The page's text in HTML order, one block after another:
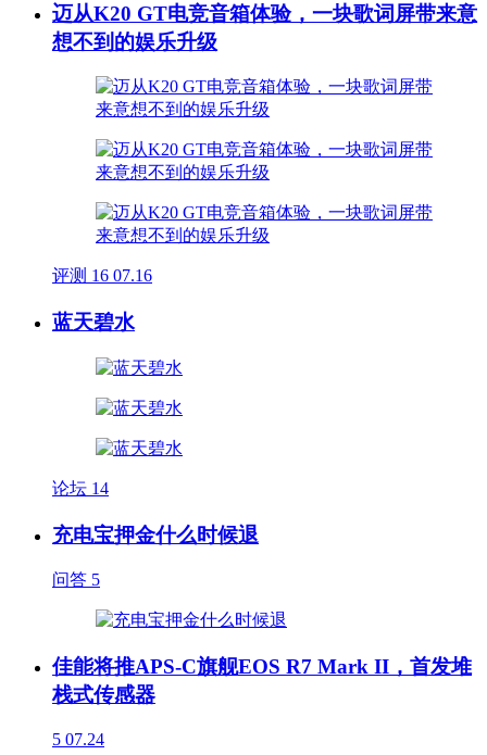
迈从K20 GT电竞音箱体验，一块歌词屏带来意
想不到的娱乐升级
评测 16 07.16
蓝天碧水
论坛 14
充电宝押金什么时候退
问答 5
佳能将推APS-C旗舰EOS R7 Mark II，首发堆
栈式传感器
5 07.24